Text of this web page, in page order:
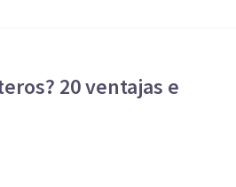
20 ventajas e